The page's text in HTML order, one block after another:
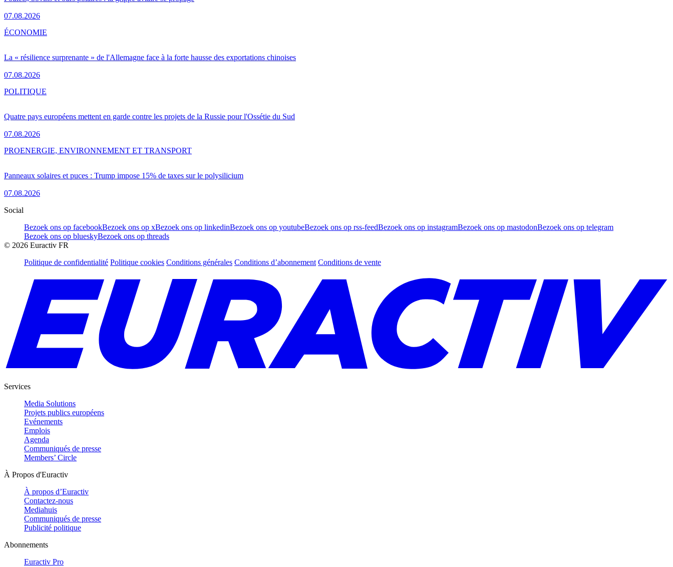
07.08.2026
La « résilience surprenante » de l'Allemagne face à la forte hausse des exportations chinoises
07.08.2026
ÉCONOMIE
Quatre pays européens mettent en garde contre les projets de la Russie pour l'Ossétie du Sud
07.08.2026
POLITIQUE
Panneaux solaires et puces : Trump impose 15% de taxes sur le polysilicium
07.08.2026
PROENERGIE, ENVIRONNEMENT ET TRANSPORT
Social
Bezoek ons op facebookBezoek ons op xBezoek ons op linkedinBezoek ons op youtubeBezoek ons op rss-feedBezoek ons op instagramBezoek ons op mastodonBezoek ons op telegram
Bezoek ons op blueskyBezoek ons op threads
© 2026 Euractiv FR
Politique de confidentialité Politique cookies Conditions générales Conditions d’abonnement Conditions de vente
Services
Media Solutions
Projets publics européens
Evénements
Emplois
Agenda
Communiqués de presse
Members’ Circle
À Propos d'Euractiv
À propos d’Euractiv
Contactez-nous
Mediahuis
Communiqués de presse
Publicité politique
Abonnements
Euractiv Pro